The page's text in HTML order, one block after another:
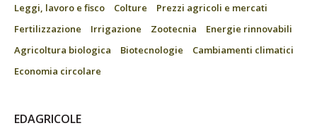
Leggi, lavoro e fisco
Colture
Prezzi agricoli e mercati
Fertilizzazione
Irrigazione Zootecnia
Energie rinnovabili
Agricoltura biologica
Biotecnologie
Cambiamenti climatici
Economia circolare
EDAGRICOLE